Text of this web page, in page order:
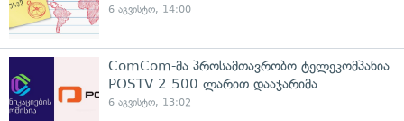
6 აგვისტო, 14:00
ComCom-მა პროსამთავრობო ტელეკომპანია
POSTV 2 500 ლარით დააჯარიმა
6 აგვისტო, 13:02